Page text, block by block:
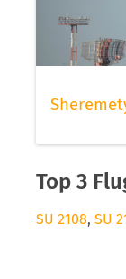
Top 3
SU 2108, SU